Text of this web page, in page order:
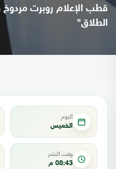
قطب الإعلام روبرت مردوخ
الطلاق"
اليوم
الخميس
وقت النشر
08:43 م